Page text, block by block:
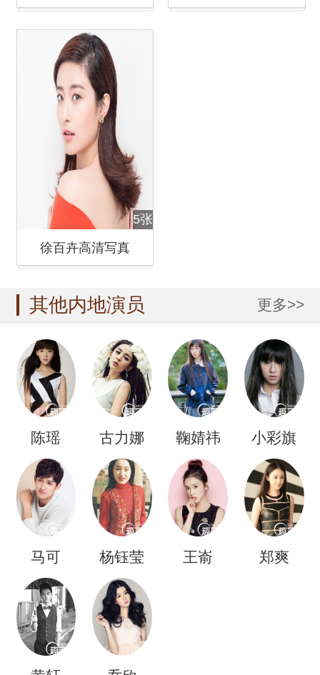
5张
徐百卉高清写真
其他内地演员 更多>>
陈瑶 古力娜
扎
鞠婧祎 小彩旗
马可 杨钰莹 王嵛 郑爽